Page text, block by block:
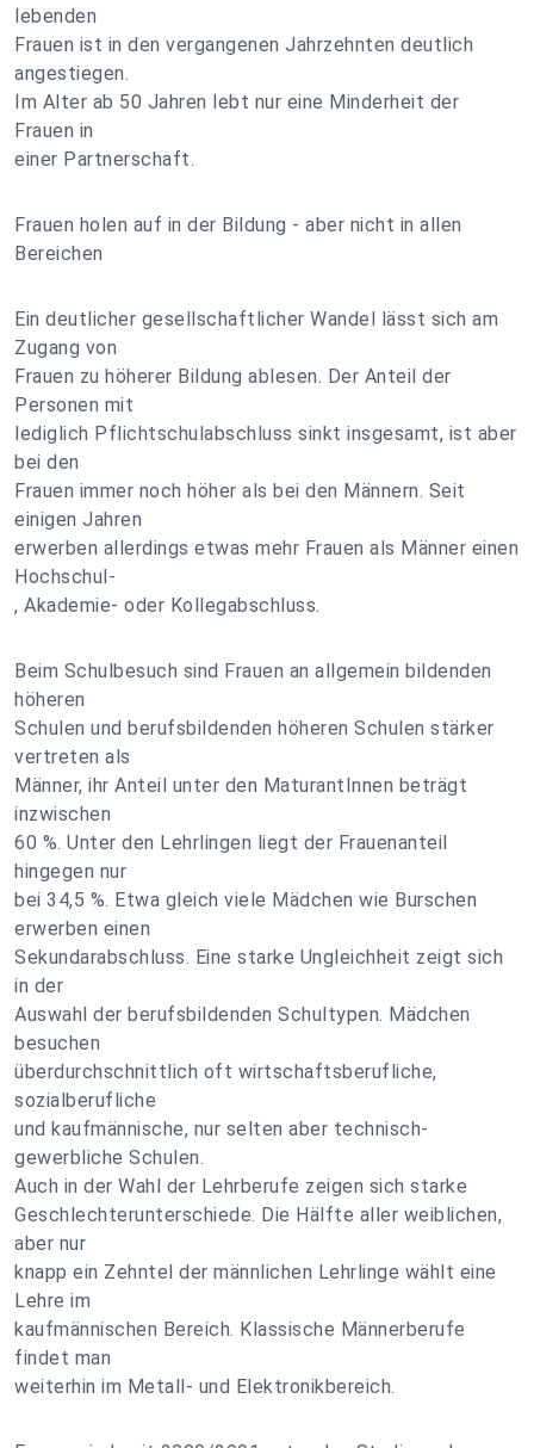
lebenden
Frauen ist in den vergangenen Jahrzehnten deutlich
angestiegen.
Im Alter ab 50 Jahren lebt nur eine Minderheit der
Frauen in
einer Partnerschaft.
Frauen holen auf in der Bildung - aber nicht in allen
Bereichen
Ein deutlicher gesellschaftlicher Wandel lässt sich am
Zugang von
Frauen zu höherer Bildung ablesen. Der Anteil der
Personen mit
lediglich Pflichtschulabschluss sinkt insgesamt, ist aber
bei den
Frauen immer noch höher als bei den Männern. Seit
einigen Jahren
erwerben allerdings etwas mehr Frauen als Männer einen
Hochschul-
, Akademie- oder Kollegabschluss.
Beim Schulbesuch sind Frauen an allgemein bildenden
höheren
Schulen und berufsbildenden höheren Schulen stärker
vertreten als
Männer, ihr Anteil unter den MaturantInnen beträgt
inzwischen
60 %. Unter den Lehrlingen liegt der Frauenanteil
hingegen nur
bei 34,5 %. Etwa gleich viele Mädchen wie Burschen
erwerben einen
Sekundarabschluss. Eine starke Ungleichheit zeigt sich
in der
Auswahl der berufsbildenden Schultypen. Mädchen
besuchen
überdurchschnittlich oft wirtschaftsberufliche,
sozialberufliche
und kaufmännische, nur selten aber technisch-
gewerbliche Schulen.
Auch in der Wahl der Lehrberufe zeigen sich starke
Geschlechterunterschiede. Die Hälfte aller weiblichen,
aber nur
knapp ein Zehntel der männlichen Lehrlinge wählt eine
Lehre im
kaufmännischen Bereich. Klassische Männerberufe
findet man
weiterhin im Metall- und Elektronikbereich.